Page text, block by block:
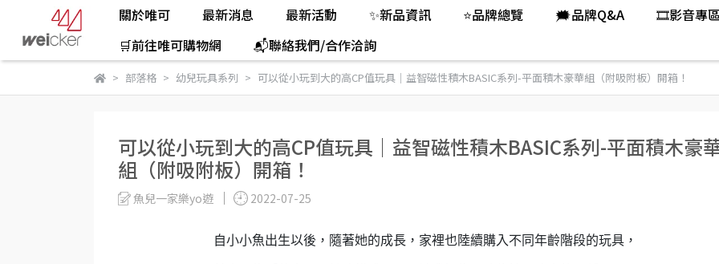
關於唯可 最新消息 最新活動 ✨新品資訊 ⭐品牌總覽 🗯️品牌Q&A 🎞️影音專
🛒前往唯可購物網
📬聯絡我們/合作洽詢
部落格 幼兒玩具系列 可以從小玩到大的高CP值玩具｜益智磁性積木BASIC系列-平面積木豪華組（附吸附板）開箱！
可以從小玩到大的高CP值玩具｜益智磁性積木BASIC系列-平面積木豪
組（附吸附板）開箱！
魚兒一家樂yo遊 2022-07-25
自小小魚出生以後，隨著她的成長，家裡也陸續購入不同年齡階段的玩具，